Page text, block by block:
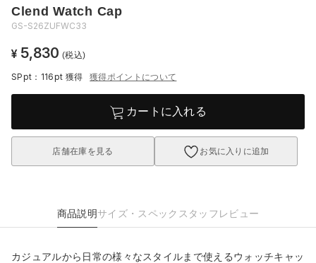
Clend Watch Cap
GS-S26ZUFWC33
¥ 5,830 (税込)
SPpt：116pt 獲得 獲得ポイントについて
カートに入れる
店舗在庫を見る お気に入りに追加
商品説明サイズ・スペック スタッフレビュー
カジュアルから日常の様々なスタイルまで使えるウォッチキャッ